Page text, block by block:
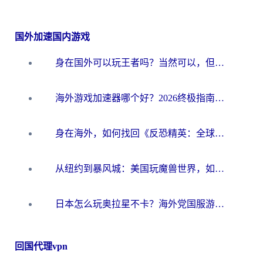
国外加速国内游戏
身在国外可以玩王者吗？当然可以，但你需要这份“加速”指南
海外游戏加速器哪个好？2026终极指南帮你畅玩国服+解决卡顿难题
身在海外，如何找回《反恐精英：全球攻势》国服的丝滑手感？一份给你的终极指南
从纽约到暴风城：美国玩魔兽世界，如何找到你的最佳网络航线
日本怎么玩奥拉星不卡？海外党国服游戏加速器选择全攻略
回国代理vpn